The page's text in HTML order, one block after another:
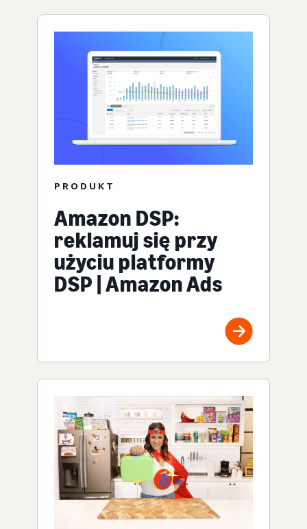
PRODUKT
Amazon DSP:
reklamuj się przy
użyciu platformy
DSP | Amazon Ads